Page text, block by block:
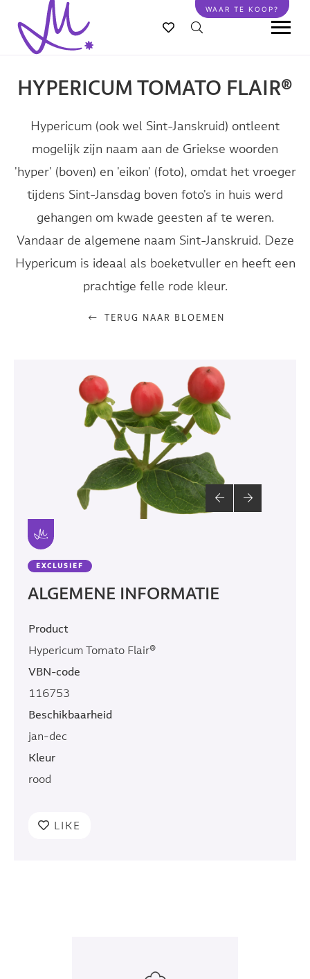
Overslaan
naar
inhoud
gaan
WAAR TE KOOP?
HYPERICUM TOMATO FLAIR®
Hypericum (ook wel Sint-Janskruid) ontleent
mogelijk zijn naam aan de Griekse woorden
'hyper' (boven) en 'eikon' (foto), omdat het vroeger
tijdens Sint-Jansdag boven foto's in huis werd
gehangen om kwade geesten af te weren.
Vandaar de algemene naam Sint-Janskruid. Deze
Hypericum is ideaal als boeketvuller en heeft een
prachtige felle rode kleur.
TERUG NAAR BLOEMEN
EXCLUSIEF
ALGEMENE INFORMATIE
Product
Hypericum Tomato Flair®
VBN-code
116753
Beschikbaarheid
jan-dec
Kleur
rood
LIKE